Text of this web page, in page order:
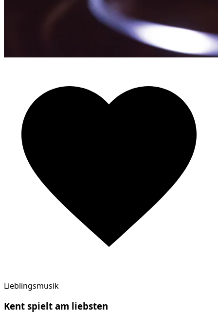
Lieblingsmusik
Kent spielt am liebsten